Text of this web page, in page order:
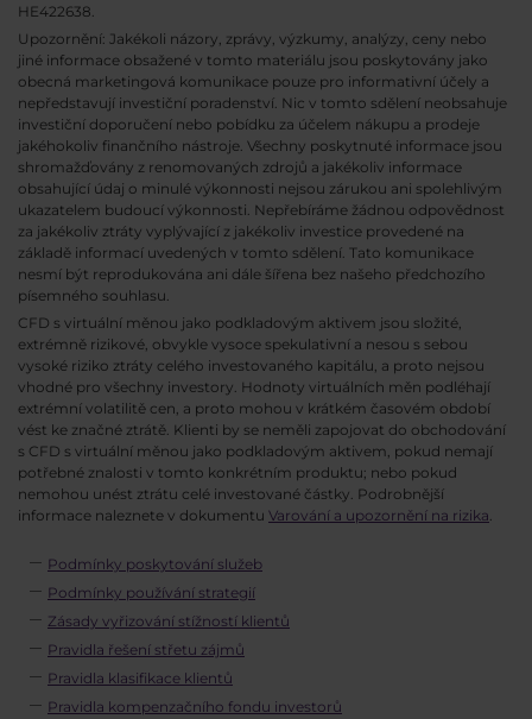
HE422638.
Upozornění: Jakékoli názory, zprávy, výzkumy, analýzy, ceny nebo
jiné informace obsažené v tomto materiálu jsou poskytovány jako
obecná marketingová komunikace pouze pro informativní účely a
nepředstavují investiční poradenství. Nic v tomto sdělení neobsahuje
investiční doporučení nebo pobídku za účelem nákupu a prodeje
jakéhokoliv finančního nástroje. Všechny poskytnuté informace jsou
shromažďovány z renomovaných zdrojů a jakékoliv informace
obsahující údaj o minulé výkonnosti nejsou zárukou ani spolehlivým
ukazatelem budoucí výkonnosti. Nepřebíráme žádnou odpovědnost
za jakékoliv ztráty vyplývající z jakékoliv investice provedené na
základě informací uvedených v tomto sdělení. Tato komunikace
nesmí být reprodukována ani dále šířena bez našeho předchozího
písemného souhlasu.
CFD s virtuální měnou jako podkladovým aktivem jsou složité,
extrémně rizikové, obvykle vysoce spekulativní a nesou s sebou
vysoké riziko ztráty celého investovaného kapitálu, a proto nejsou
vhodné pro všechny investory. Hodnoty virtuálních měn podléhají
extrémní volatilitě cen, a proto mohou v krátkém časovém období
vést ke značné ztrátě. Klienti by se neměli zapojovat do obchodování
s CFD s virtuální měnou jako podkladovým aktivem, pokud nemají
potřebné znalosti v tomto konkrétním produktu; nebo pokud
nemohou unést ztrátu celé investované částky. Podrobnější
informace naleznete v dokumentu Varování a upozornění na rizika
Podmínky poskytování služeb
Podmínky používání strategií
Zásady vyřizování stížností klientů
Pravidla řešení střetu zájmů
Pravidla klasifikace klientů
Pravidla kompenzačního fondu investorů